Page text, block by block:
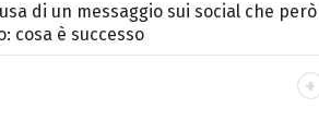
di un messaggio sui social che però
cosa è successo